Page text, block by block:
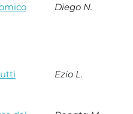
Diego N.
Ezio L.